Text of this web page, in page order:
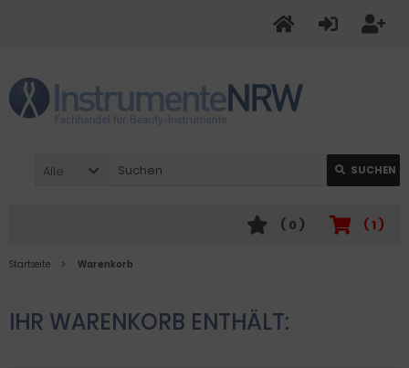
Alle SUCHEN
( 1 )
( 0 )
Startseite Warenkorb
IHR WARENKORB ENTHÄLT: